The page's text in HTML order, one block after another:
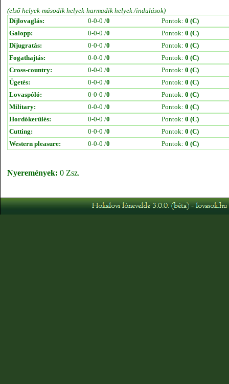
(első helyek-második helyek-harmadik helyek /indulások)
Díjlovaglás:
0-0-0 /0 Pontok: 0 (C)
Galopp:
0-0-0 /0 Pontok: 0 (C)
Díjugratás:
0-0-0 /0 Pontok: 0 (C)
Fogathajtás:
0-0-0 /0 Pontok: 0 (C)
Cross-country:
0-0-0 /0 Pontok: 0 (C)
Ügetés:
0-0-0 /0 Pontok: 0 (C)
Lovaspóló:
0-0-0 /0 Pontok: 0 (C)
Military:
0-0-0 /0 Pontok: 0 (C)
Hordókerülés:
0-0-0 /0 Pontok: 0 (C)
Cutting:
0-0-0 /0 Pontok: 0 (C)
Western pleasure:
0-0-0 /0 Pontok: 0 (C)
Nyeremények: 0 Zsz.